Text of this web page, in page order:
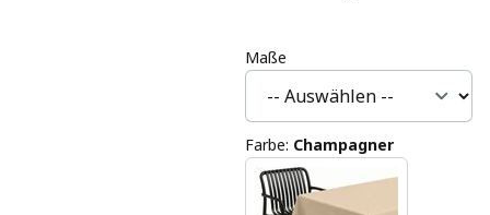
Maße
Farbe: Champagner